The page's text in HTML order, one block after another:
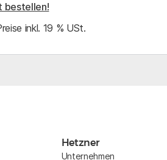
bestellen!
inkl. 19 % USt.
Hetzner
Unternehmen